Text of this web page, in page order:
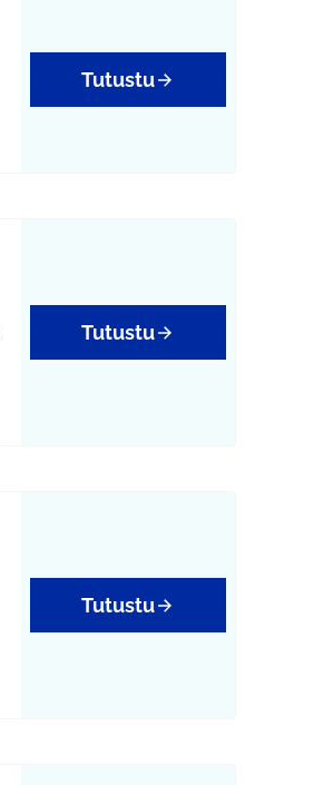
Tutustu
Tutustu
Tutustu